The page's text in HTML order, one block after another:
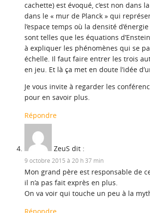
cachette) est évoqué, c’est non dans
dans le « mur de Planck » qui
l’espace temps où la densité
sont telles que les équations
à expliquer les phénomènes qui se
échelle. Il faut faire entrer les trois
en jeu. Et là ça met en doute l’idée
Je vous invite à regarder les
pour en savoir plus.
Répondre
ZeuS dit :
9 octobre 2015 à 20 h 37 min
Mon grand père est responsable de
il n’a pas fait exprès en plus.
On va voir qui touche un peu à la
Répondre